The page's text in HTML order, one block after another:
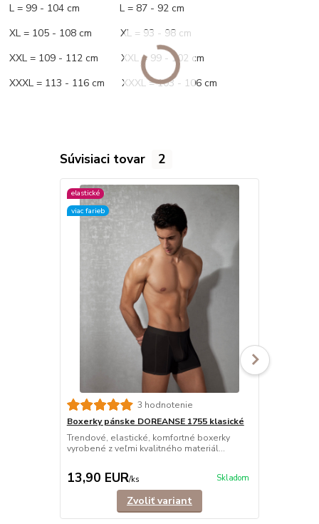
L = 99 - 104 cm L = 87 - 92 cm
XL = 105 - 108 cm XL = 93 - 98 cm
XXL = 109 - 112 cm XXL = 99 - 102 cm
XXXL = 113 - 116 cm XXXL = 103 - 106 cm
Súvisiaci tovar 2
elastické
viac farieb
3 hodnotenie
Boxerky pánske DOREANSE 1755 klasické
Trendové, elastické, komfortné boxerky
vyrobené z veľmi kvalitného materiál...
13,90 EUR/ks Skladom
Zvoliť variant